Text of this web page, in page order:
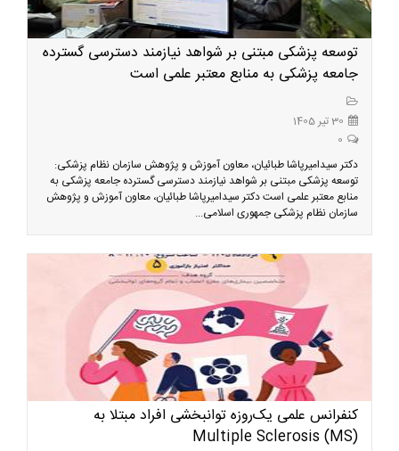
توسعه پزشکی مبتنی بر شواهد نیازمند دسترسی گسترده
جامعه پزشکی به منابع معتبر علمی است
30 تیر 1405
0
دکتر سیدامیرپاشا طبائیان، معاون آموزش و پژوهش سازمان نظام پزشکی:
توسعه پزشکی مبتنی بر شواهد نیازمند دسترسی گسترده جامعه پزشکی به
منابع معتبر علمی است دکتر سیدامیرپاشا طبائیان، معاون آموزش و پژوهش
سازمان نظام پزشکی جمهوری اسلامی...
کنفرانس علمی یک‌روزه توانبخشی افراد مبتلا به
(Multiple Sclerosis (MS